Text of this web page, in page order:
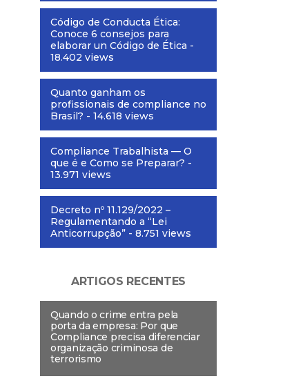
Código de Conducta Ética:
Conoce 6 consejos para
elaborar un Código de Ética -
18.402 views
Quanto ganham os
profissionais de compliance no
Brasil? - 14.618 views
Compliance Trabalhista — O
que é e Como se Preparar? -
13.971 views
Decreto nº 11.129/2022 –
Regulamentando a “Lei
Anticorrupção” - 8.751 views
ARTIGOS RECENTES
Quando o crime entra pela
porta da empresa: Por que
Compliance precisa diferenciar
organização criminosa de
terrorismo